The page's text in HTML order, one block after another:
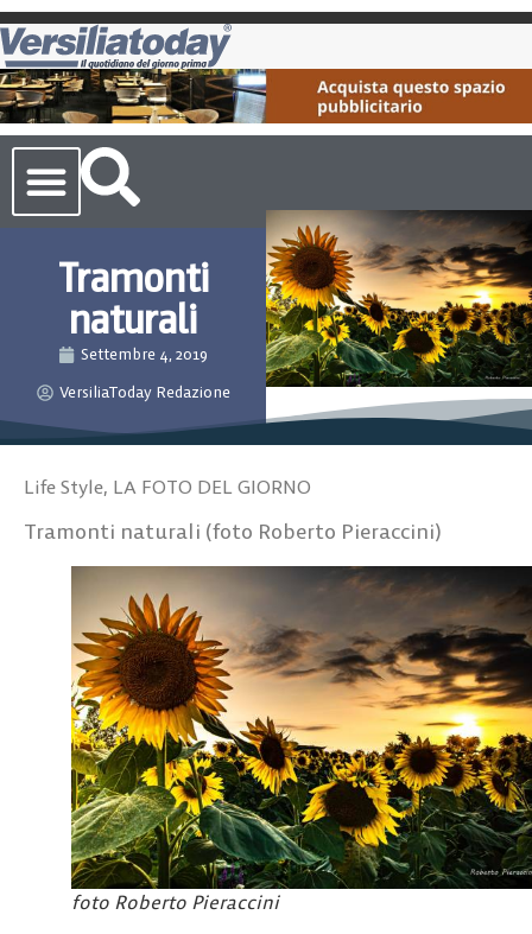
Tramonti
naturali
Settembre 4, 2019
VersiliaToday Redazione
Life Style, LA FOTO DEL GIORNO
Tramonti naturali (foto Roberto Pieraccini)
foto Roberto Pieraccini